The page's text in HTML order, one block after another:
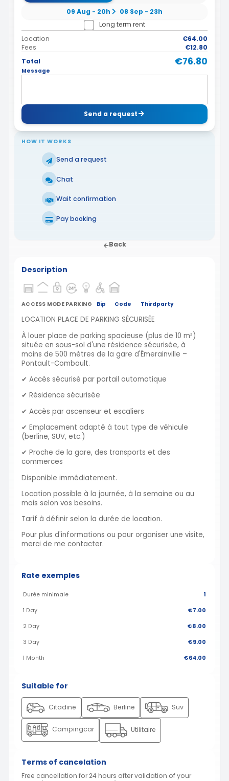
09 Aug - 20h
08 Sep - 23h
Long term rent
Location
€64.00
Fees
€12.80
Total
€76.80
Message
Send a request
HOW IT WORKS
Send a request
Chat
Wait confirmation
Pay booking
Back
Description
ACCESS MODE PARKING Bip Code Thirdparty
LOCATION PLACE DE PARKING SÉCURISÉE
À louer place de parking spacieuse (plus de 10 m²)
située en sous-sol d'une résidence sécurisée, à
moins de 500 mètres de la gare d'Émerainville –
Pontault-Combault.
✔ Accès sécurisé par portail automatique
✔ Résidence sécurisée
✔ Accès par ascenseur et escaliers
✔ Emplacement adapté à tout type de véhicule
(berline, SUV, etc.)
✔ Proche de la gare, des transports et des
commerces
Disponible immédiatement.
Location possible à la journée, à la semaine ou au
mois selon vos besoins.
Tarif à définir selon la durée de location.
Pour plus d'informations ou pour organiser une visite,
merci de me contacter.
Rate exemples
Durée minimale 1
1 Day €7.00
2 Day €8.00
3 Day €9.00
1 Month €64.00
Suitable for
Citadine Berline Suv
Campingcar Utilitaire
Terms of cancelation
Free cancellation for 24 hours after validation of your